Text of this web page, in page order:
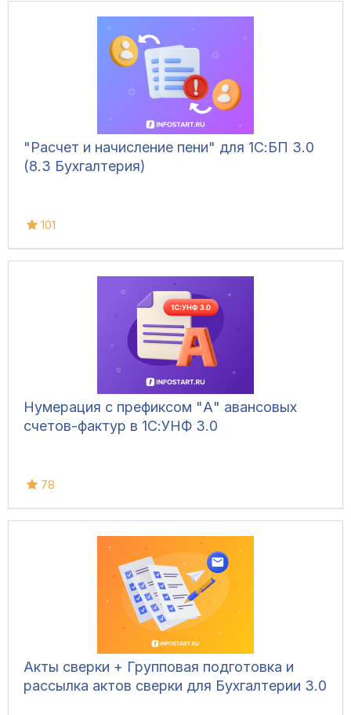
"Расчет и начисление пени" для 1С:БП 3.0
(8.3 Бухгалтерия)
101
Нумерация с префиксом "А" авансовых
счетов-фактур в 1С:УНФ 3.0
78
Акты сверки + Групповая подготовка и
рассылка актов сверки для Бухгалтерии 3.0